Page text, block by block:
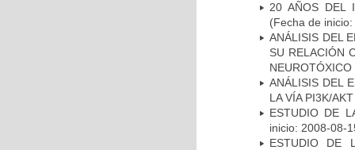
20 AÑOS DEL
(Fecha de
ANÁLISIS DEL
SU RELACIÓN
NEUROTÓXICO
ANÁLISIS DEL
LA VÍA PI3K/
ESTUDIO DE
inicio: 2008-08-
ESTUDIO DE